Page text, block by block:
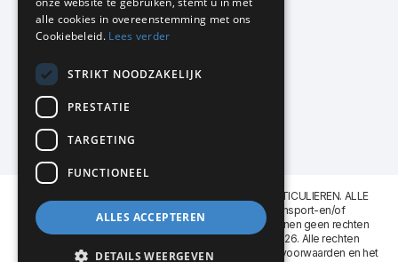
Airport Business Park
Frankfurtstraat 29-31
1175 RH Lijnden
020-617 01 26
info@kmpkantoormeubilair.nl
Facebook
Instagram
KMP Kantoormeubilair levert aan BEDRIJVEN en PARTICULIEREN. ALLE
GENOEMDE PRIJZEN ZIJN EXCL. 21% B.T.W. Transport-en/of
Montagekosten op aanvraag. Aan deze website kunnen geen rechten
worden ontleend. KMP Kantoormeubilair VOF © 2026. Alle rechten
voorbehouden. Lees voor gebruik graag de
leveringsvoorwaarden en het
alle cookies in overeenstemming met ons
Cookiebeleid. Lees verder
STRIKT NOODZAKELIJK
PRESTATIE
TARGETING
FUNCTIONEEL
ALLES ACCEPTEREN
DETAILS WEERGEVEN